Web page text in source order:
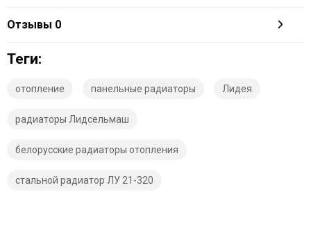
Отзывы 0
Теги:
отопление панельные радиаторы Лидея
радиаторы Лидсельмаш
белорусские радиаторы отопления
стальной радиатор ЛУ 21-320